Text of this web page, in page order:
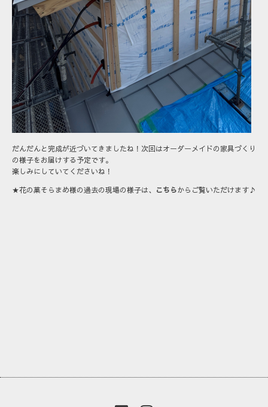
だんだんと完成が近づいてきましたね！次回はオーダーメイドの家具づくり
の様子をお届けする予定です。
楽しみにしていてくださいね！
★花の菓そらまめ様の過去の現場の様子は、
こちらからご覧いただけます♪